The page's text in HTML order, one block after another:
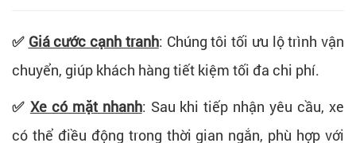
✅ Giá cước cạnh tranh: Chúng tôi tối ưu lộ trình vận
chuyển, giúp khách hàng tiết kiệm tối đa chi phí.
✅ Xe có mặt nhanh: Sau khi tiếp nhận yêu cầu, xe
có thể điều động trong thời gian ngắn, phù hợp với